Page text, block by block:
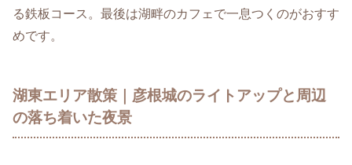
る鉄板コース。最後は湖畔のカフェで一息つくのがおすす
めです。
湖東エリア散策｜彦根城のライトアップと周辺
の落ち着いた夜景